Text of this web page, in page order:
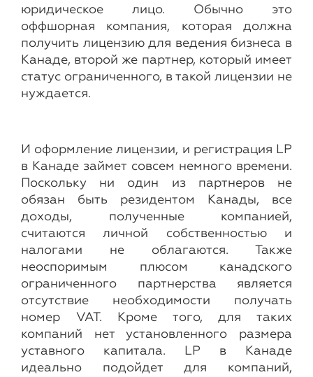
юридическое лицо. Обычно это
оффшорная компания, которая должна
получить лицензию для ведения бизнеса в
Канаде, второй же партнер, который имеет
статус ограниченного, в такой лицензии не
нуждается.
И оформление лицензии, и регистрация LP
в Канаде займет совсем немного времени.
Поскольку ни один из партнеров не
обязан быть резидентом Канады, все
доходы, полученные компанией,
считаются личной собственностью и
налогами не облагаются. Также
неоспоримым плюсом канадского
ограниченного партнерства является
отсутствие необходимости получать
номер VAT. Кроме того, для таких
компаний нет установленного размера
уставного капитала. LP в Канаде
идеально подойдет для компаний,